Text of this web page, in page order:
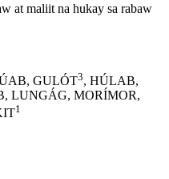
at maliit na hukay sa rabaw
GULÓT3, HÚLAB,
LUNGÁG, MORÍMOR,
1